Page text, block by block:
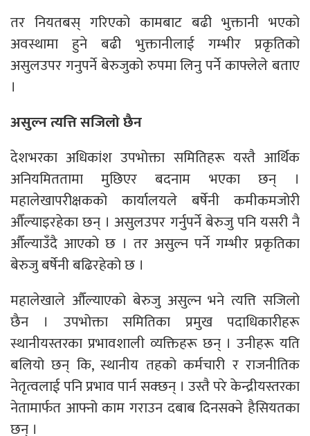
तर नियतबस् गरिएको कामबाट बढी भुक्तानी भएको
अवस्थामा हुने बढी भुक्तानीलाई गम्भीर प्रकृतिको
असुलउपर गनुपर्ने बेरुजुको रुपमा लिनु पर्ने काफ्लेले बताए
।
असुल्न त्यत्ति सजिलो छैन
देशभरका अधिकांश उपभोक्ता समितिहरू यस्तै आर्थिक
अनियमिततामा मुछिएर बदनाम भएका छन् ।
महालेखापरीक्षकको कार्यालयले बर्षेनी कमीकमजोरी
औँल्याइरहेका छन् । असुलउपर गर्नुपर्ने बेरुजु पनि यसरी नै
औँल्याउँदै आएको छ । तर असुल्न पर्ने गम्भीर प्रकृतिका
बेरुजु बर्षेनी बढिरहेको छ ।
महालेखाले औँल्याएको बेरुजु असुल्न भने त्यत्ति सजिलो
छैन । उपभोक्ता समितिका प्रमुख पदाधिकारीहरू
स्थानीयस्तरका प्रभावशाली व्यक्तिहरू छन् । उनीहरू यति
बलियो छन् कि, स्थानीय तहको कर्मचारी र राजनीतिक
नेतृत्वलाई पनि प्रभाव पार्न सक्छन् । उस्तै परे केन्द्रीयस्तरका
नेतामार्फत आफ्नो काम गराउन दबाब दिनसक्ने हैसियतका
छन् ।